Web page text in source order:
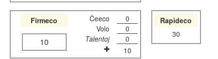
Firmeco
10
Ĉeeco
0
Volo
0
Talentoj
0
10
Rapideco
30